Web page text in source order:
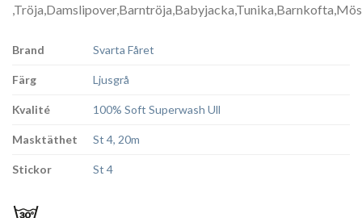
Brand Svarta Fåret
Färg Ljusgrå
Kvalité 100% Soft Superwash Ull
Masktäthet St 4, 20m
Stickor St 4